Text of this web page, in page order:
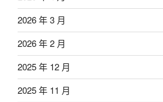
2026 年 3 月
2026 年 2 月
2025 年 12 月
2025 年 11 月